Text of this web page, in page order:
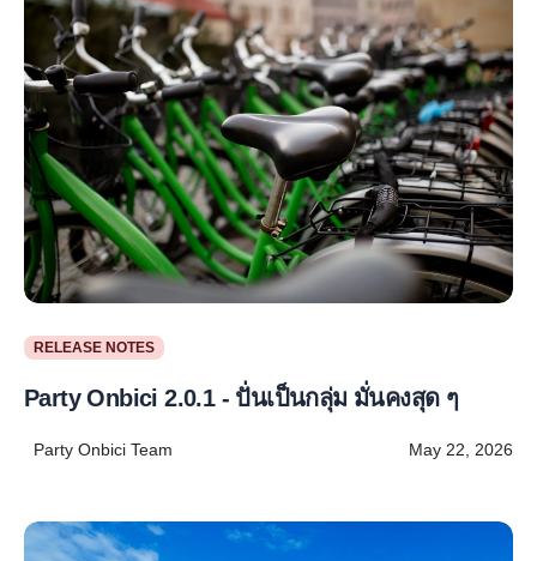
RELEASE NOTES
Party Onbici 2.0.1 - ปั่นเป็นกลุ่ม มั่นคงสุด ๆ
Party Onbici Team May 22, 2026